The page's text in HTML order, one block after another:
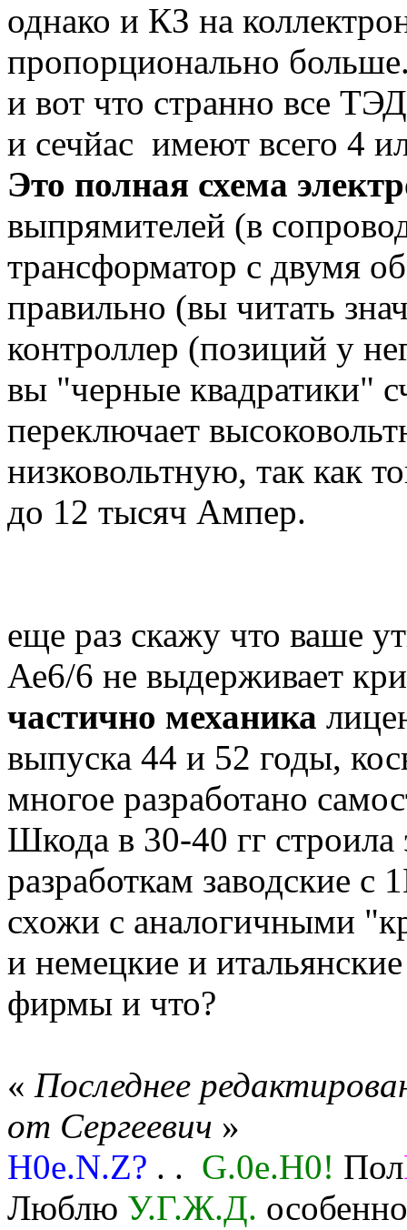
однако и КЗ на
пропорционально
и вот что странно все
и сечйас имеют всего 4
Это полная схема
выпрямителей (в
трансформатор с двумя
правильно (вы читать
контроллер (позиций у
вы "черные квадратики"
переключает
низковольтную, так как
до 12 тысяч Ампер.
еще раз скажу что ваше
Ае6/6 не выдерживает
частично механика
выпуска 44 и 52 годы,
многое разработано
Шкода в 30-40 гг
разработкам заводские с
схожи с аналогичными
и немецкие и
фирмы и что?
« Последнее
от Сергеевич »
H0e.N.Z? . . G.0e.H0! Пол
Люблю У.Г.Ж.Д.